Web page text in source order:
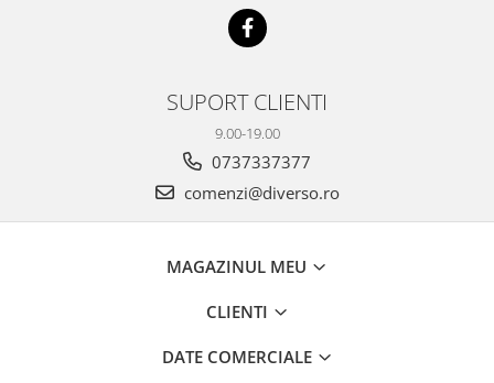
SUPORT CLIENTI
9.00-19.00
0737337377
comenzi@diverso.ro
MAGAZINUL MEU
CLIENTI
DATE COMERCIALE